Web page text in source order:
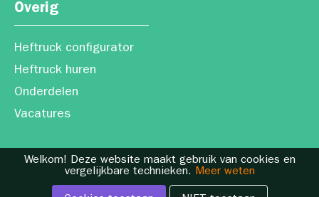
Overig
Heftruck configurator
Heftruck huren
Onderdelen
Vacatures
Welkom! Deze website maakt gebruik van cookies en
vergelijkbare technieken. Meer weten